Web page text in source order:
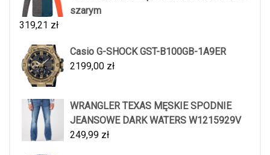
szarym
319,21 zł
Casio G-SHOCK GST-B100GB-1A9ER
2199,00 zł
WRANGLER TEXAS MĘSKIE SPODNIE
JEANSOWE DARK WATERS W1215929V
249,99 zł